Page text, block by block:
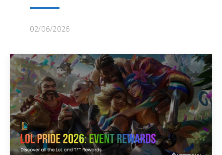
02/06/2026